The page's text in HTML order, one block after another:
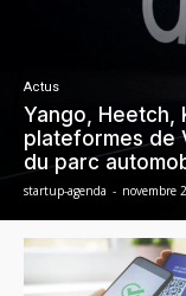
Actus
Yango, Heetch,
plateformes de
du parc
startup-agenda - novembre